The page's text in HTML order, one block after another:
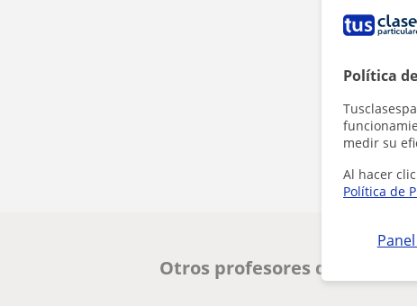
Política
medir su
Al hacer
Política de
Otros profesores de Piano